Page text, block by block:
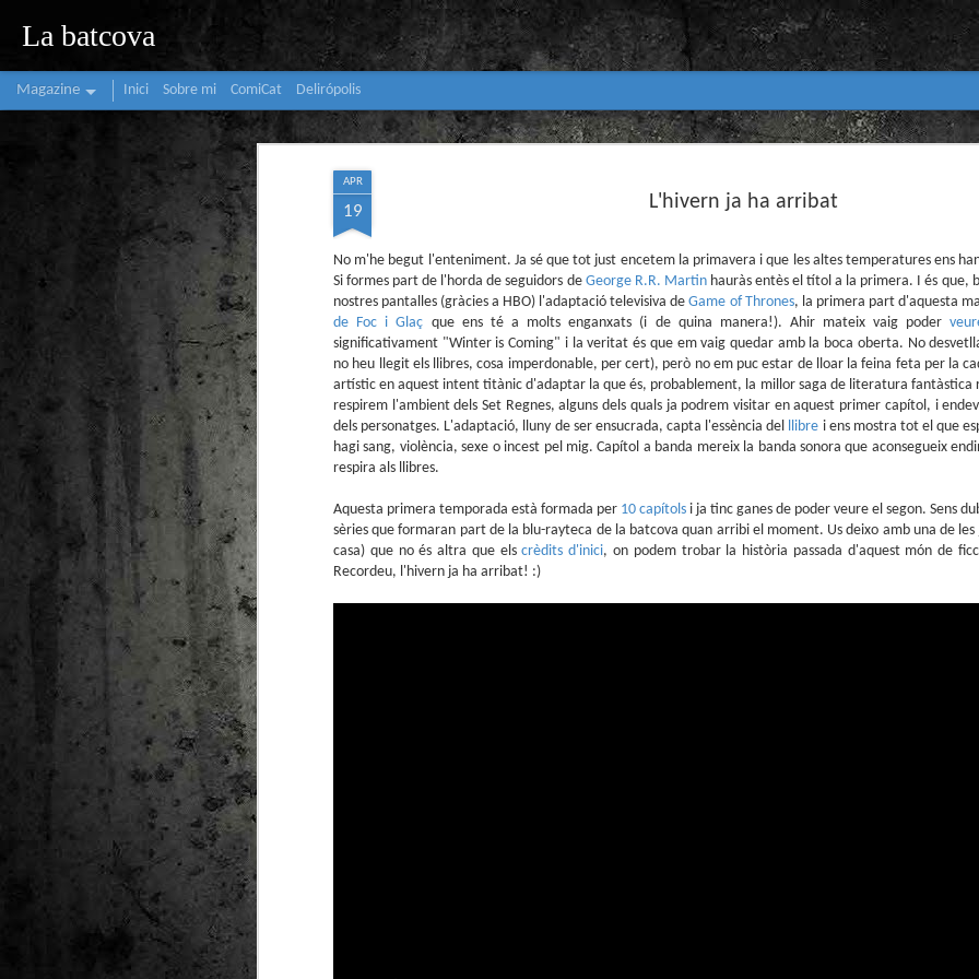
APR
19 L'hivern ja ha arribat
No m'he begut l'enteniment. Ja sé que tot just encetem la primavera i que les altes temperatures ens
Si formes part de l'horda de seguidors de George R.R. Martinhauràs entès el títol a la primera. I és que,
nostres pantalles (gràcies a HBO) l'adaptació televisiva deGame of Thrones, la primera part d'aquesta
de Foc i Glaç que ens té a molts enganxats (i de quina manera!). Ahir mateix vaig poder
significativament "Winter is Coming" i la veritat és que em vaig quedar amb la boca oberta. No
no heu llegit els llibres, cosa imperdonable, per cert), però no em puc estar de lloar la feina feta per la
artístic en aquest intent titànic d'adaptar la que és, probablement, la millor saga de literatura fantàstica
respirem l'ambient dels Set Regnes, alguns dels quals ja podrem visitar en aquest primer capítol, i
dels personatges. L'adaptació, lluny de ser ensucrada, capta l'essència del llibre i ens mostra tot el que
hagi sang, violència, sexe o incest pel mig. Capítol a banda mereix la banda sonora que aconsegueix
respira als llibres.
Aquesta primera temporada està formada per 10 capítols i ja tinc ganes de poder veure el segon. Sens
sèries que formaran part de la blu-rayteca de la batcova quan arribi el moment. Us deixo amb una de les
casa) que no és altra que elscrèdits d'inici, on podem trobar la història passada d'aquest món de
Recordeu, l'hivern ja ha arribat! :)
La batcova
Magazine Inici Sobre mi ComiCat Delirópolis
31
primavera 2026
Biblioteca Pública de Tarragona i ho fem amb aquest
Abril
En vela / En blanc
Guió i dibuix d’Ana Penyas
Salamandra Graphic, 2025
Després de l’èxit d’Estamos todas bien (Premi Nacional
Todo bajo el sol (llegit el 2023 al club de lectura), Ana
dormir en un bé de consum o, pitjor encara, en un
productivitat.